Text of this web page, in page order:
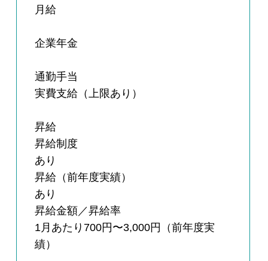
月給
企業年金
通勤手当
実費支給（上限あり）
昇給
昇給制度
あり
昇給（前年度実績）
あり
昇給金額／昇給率
1月あたり700円〜3,000円（前年度実
績）